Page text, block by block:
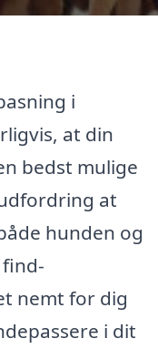
i
at din
bedst mulige
at
hunden og
nemt for dig
i dit